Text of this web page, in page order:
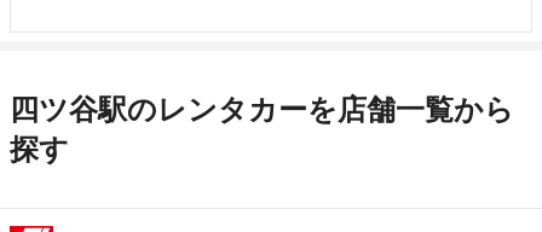
四ツ谷駅のレンタカーを店舗一覧から
探す